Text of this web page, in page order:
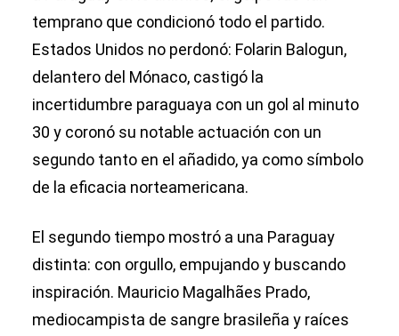
temprano que condicionó todo el partido.
Estados Unidos no perdonó: Folarin Balogun,
delantero del Mónaco, castigó la
incertidumbre paraguaya con un gol al minuto
30 y coronó su notable actuación con un
segundo tanto en el añadido, ya como símbolo
de la eficacia norteamericana.
El segundo tiempo mostró a una Paraguay
distinta: con orgullo, empujando y buscando
inspiración. Mauricio Magalhães Prado,
mediocampista de sangre brasileña y raíces